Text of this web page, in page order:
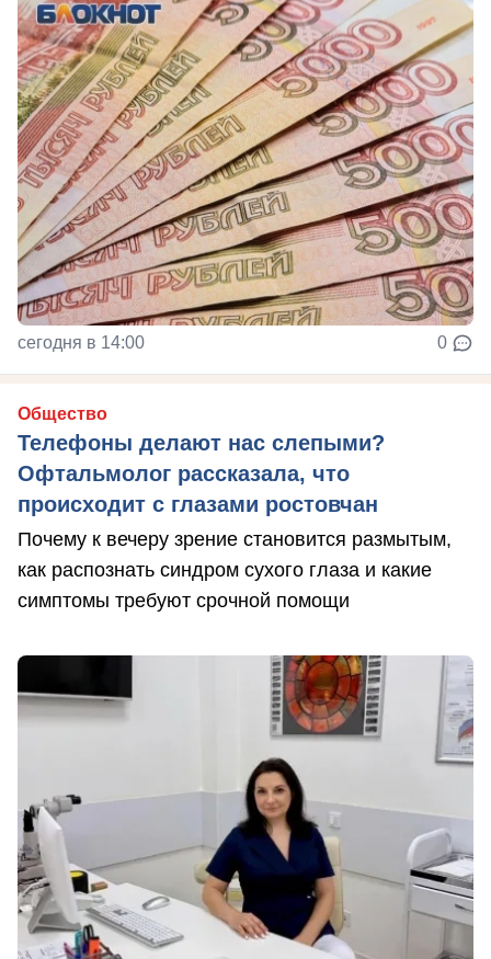
сегодня в 14:00 0
Общество
Телефоны делают нас слепыми?
Офтальмолог рассказала, что
происходит с глазами ростовчан
Почему к вечеру зрение становится размытым,
как распознать синдром сухого глаза и какие
симптомы требуют срочной помощи